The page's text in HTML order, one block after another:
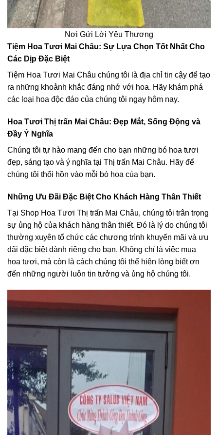
Nơi Gửi Lời Yêu Thương
Tiệm Hoa Tươi Mai Châu: Sự Lựa Chọn Tốt Nhất Cho
Các Dịp Đặc Biệt
Tiệm Hoa Tươi Mai Châu chúng tôi là địa chỉ tin cậy để tạo
ra những khoảnh khắc đáng nhớ với hoa. Hãy khám phá
các loại hoa độc đáo của chúng tôi ngay hôm nay.
Hoa Tươi Thị trấn Mai Châu: Đẹp Mắt, Sống Động và
Đầy Ý Nghĩa
Chúng tôi tự hào mang đến cho bạn những bó hoa tươi
đẹp, sáng tạo và ý nghĩa tại Thị trấn Mai Châu. Hãy để
chúng tôi thổi hồn vào mỗi bó hoa của bạn.
Những Ưu Đãi Đặc Biệt Cho Khách Hàng Thân Thiết
Tại Shop Hoa Tươi Thị trấn Mai Châu, chúng tôi trân trọng
sự ủng hộ của khách hàng thân thiết. Đó là lý do chúng tôi
thường xuyên tổ chức các chương trình khuyến mãi và ưu
đãi đặc biệt dành riêng cho bạn. Không chỉ là việc mua
hoa tươi, mà còn là cách chúng tôi thể hiện lòng biết ơn
đến những người luôn tin tưởng và ủng hộ chúng tôi.